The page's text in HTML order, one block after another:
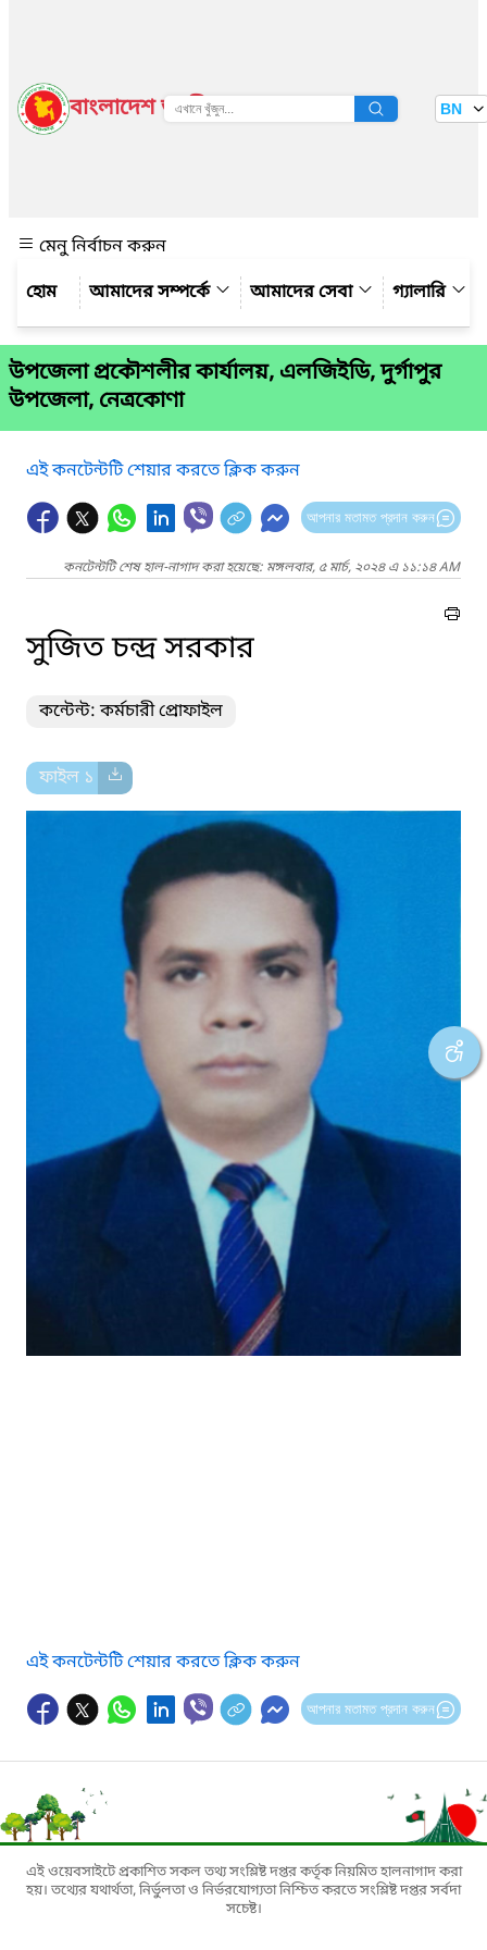
বাংলাদেশ জাতীয় তথ্য বাতায়ন BN
মেনু নির্বাচন করুন
আমাদের সম্পর্কে
আমাদের সেবা গ্যালারি
উপজেলা প্রকৌশলীর কার্যালয়, এলজিইডি, দুর্গাপুর
উপজেলা, নেত্রকোণা
এই কনটেন্টটি শেয়ার করতে ক্লিক করুন
আপনার মতামত প্রদান করুন
কনটেন্টটি শেষ হাল-নাগাদ করা হয়েছে: মঙ্গলবার, ৫ মার্চ, ২০২৪ এ ১১:১৪ AM
সুজিত চন্দ্র সরকার
কন্টেন্ট: কর্মচারী প্রোফাইল
ফাইল ১
এই কনটেন্টটি শেয়ার করতে ক্লিক করুন
আপনার মতামত প্রদান করুন
এই ওয়েবসাইটে প্রকাশিত সকল তথ্য সংশ্লিষ্ট দপ্তর কর্তৃক নিয়মিত হালনাগাদ করা
হয়। তথ্যের যথার্থতা, নির্ভুলতা ও নির্ভরযোগ্যতা নিশ্চিত করতে সংশ্লিষ্ট দপ্তর সর্বদা
সচেষ্ট।